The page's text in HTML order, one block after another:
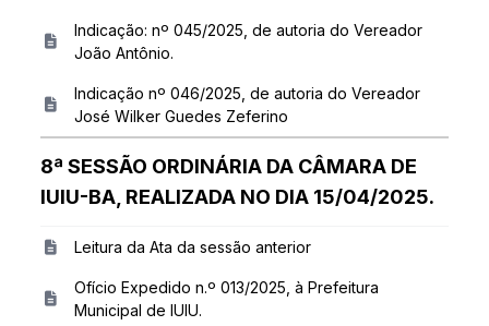
Indicação: nº 045/2025, de autoria do Vereador
João Antônio.
Indicação nº 046/2025, de autoria do Vereador
José Wilker Guedes Zeferino
8ª SESSÃO ORDINÁRIA DA CÂMARA DE
IUIU-BA, REALIZADA NO DIA 15/04/2025.
Leitura da Ata da sessão anterior
Ofício Expedido n.º 013/2025, à Prefeitura
Municipal de IUIU.